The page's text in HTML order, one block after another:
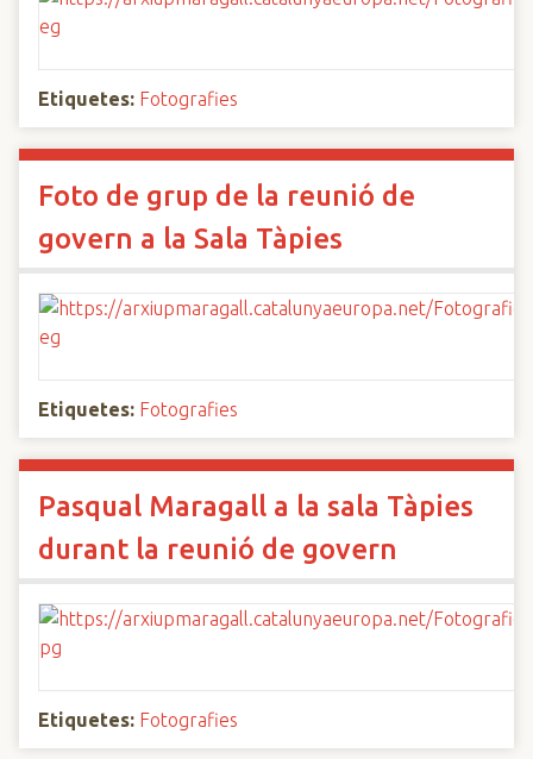
Etiquetes: Fotografies
Foto de grup de la reunió de
govern a la Sala Tàpies
Etiquetes: Fotografies
Pasqual Maragall a la sala Tàpies
durant la reunió de govern
Etiquetes: Fotografies